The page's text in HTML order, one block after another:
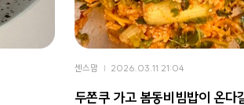
센스맘 2026.03.11 21:04
두쫀쿠 가고 봄동비빔밥이 온다